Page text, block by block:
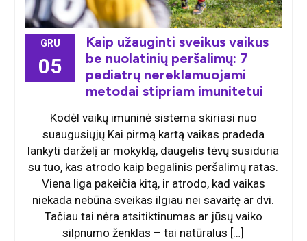
GRU
05
Kaip užauginti sveikus vaikus
be nuolatinių peršalimų: 7
pediatrų nereklamuojami
metodai stipriam imunitetui
Kodėl vaikų imuninė sistema skiriasi nuo
suaugusiųjų Kai pirmą kartą vaikas pradeda
lankyti darželį ar mokyklą, daugelis tėvų susiduria
su tuo, kas atrodo kaip begalinis peršalimų ratas.
Viena liga pakeičia kitą, ir atrodo, kad vaikas
niekada nebūna sveikas ilgiau nei savaitę ar dvi.
Tačiau tai nėra atsitiktinumas ar jūsų vaiko
silpnumo ženklas – tai natūralus […]